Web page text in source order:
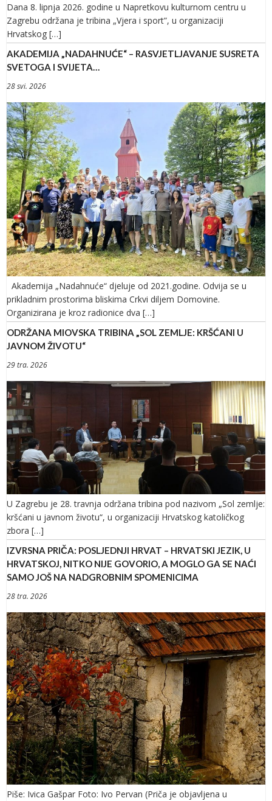
Dana 8. lipnja 2026. godine u Napretkovu kulturnom centru u
Zagrebu održana je tribina „Vjera i sport”, u organizaciji
Hrvatskog […]
AKADEMIJA „NADAHNUĆE“ – RASVJETLJAVANJE SUSRETA
SVETOGA I SVIJETA…
28 svi. 2026
Akademija „Nadahnuće“ djeluje od 2021.godine. Odvija se u
prikladnim prostorima bliskima Crkvi diljem Domovine.
Organizirana je kroz radionice dva […]
ODRŽANA MIOVSKA TRIBINA „SOL ZEMLJE: KRŠĆANI U
JAVNOM ŽIVOTU“
29 tra. 2026
U Zagrebu je 28. travnja održana tribina pod nazivom „Sol zemlje:
kršćani u javnom životu“, u organizaciji Hrvatskog katoličkog
zbora […]
IZVRSNA PRIČA: POSLJEDNJI HRVAT – HRVATSKI JEZIK, U
HRVATSKOJ, NITKO NIJE GOVORIO, A MOGLO GA SE NAĆI
SAMO JOŠ NA NADGROBNIM SPOMENICIMA
28 tra. 2026
Piše: Ivica Gašpar Foto: Ivo Pervan (Priča je objavljena u